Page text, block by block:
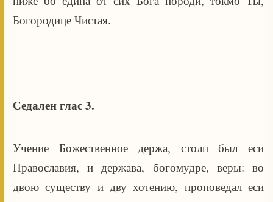
Богородице Чистая.
Седален глас 3.
Учение Божественное держа, столп был еси
Православия, и держава, богомудре, веры: во
двою существу и дву хотению, проповедал еси